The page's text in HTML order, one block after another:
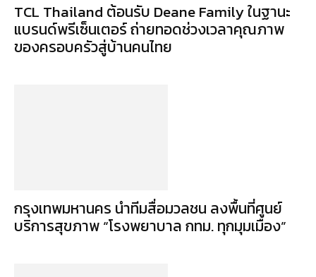
TCL Thailand ต้อนรับ Deane Family ในฐานะ
แบรนด์พรีเซ็นเตอร์ ถ่ายทอดช่วงเวลาคุณภาพ
ของครอบครัวสู่บ้านคนไทย
กรุงเทพมหานคร นำทีมสื่อมวลชน ลงพื้นที่ศูนย์
บริการสุขภาพ “โรงพยาบาล กทม. ทุกมุมเมือง”